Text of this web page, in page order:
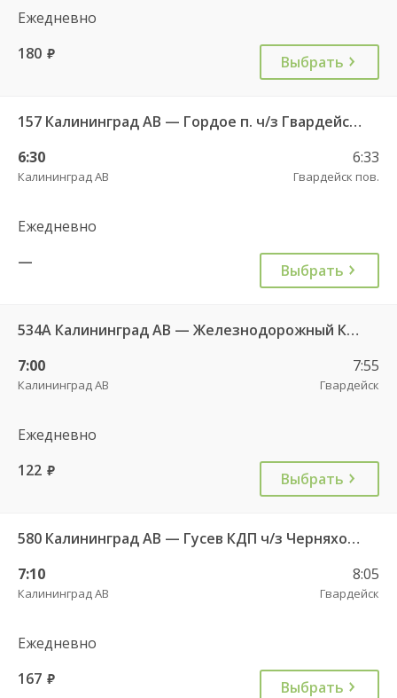
Ежедневно
180 руб. Выбрать
157 Калининград АВ — Гордое п. ч/з Гвардейск КДП, Знаменск п.
6:30
Калининград АВ
6:33
Гвардейск пов.
Ежедневно
—
Выбрать
534А Калининград АВ — Железнодорожный КДП
7:00
Калининград АВ
7:55
Гвардейск
Ежедневно
122 руб. Выбрать
580 Калининград АВ — Гусев КДП ч/з Черняховск АС
7:10
Калининград АВ
8:05
Гвардейск
Ежедневно
167 руб. Выбрать